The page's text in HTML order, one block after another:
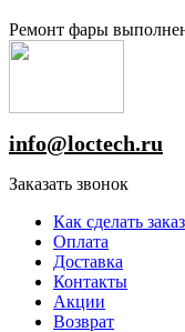
Ремонт фары
info@loctech.ru
Заказать звонок
Как сделать заказ
Оплата
Доставка
Контакты
Акции
Возврат